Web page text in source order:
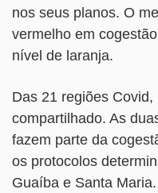
nos seus planos. O
vermelho em
nível de laranja.
Das 21 regiões
compartilhado. As
fazem parte da
os protocolos
Guaíba e Santa Maria.